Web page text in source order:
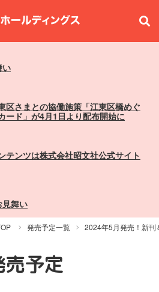
い
区さまとの協働施策「江東区橋めぐ
ード」が4月1日より配布開始に
テンツは株式会社昭文社公式サイト
舞い
発売予定一覧 2024年5月発売！新刊
売予定